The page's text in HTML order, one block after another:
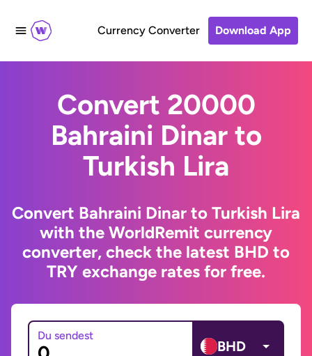
Currency Converter Download App
Convert 20000
Bahraini Dinar to
Turkish Lira
Convert Bahraini Dinar to Turkish Lira
with the WorldRemit currency
converter, check the latest BHD to
TRY exchange rates for free.
Du sendest
BHD